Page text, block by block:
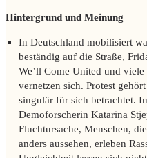
Hintergrund und Meinung
In Deutschland mobilisiert
beständig auf die Straße,
We’ll Come United und
vernetzen sich. Protest
singulär für sich betrachtet.
Demoforscherin Katarina
Fluchtursache, Menschen,
anders aussehen, erleben